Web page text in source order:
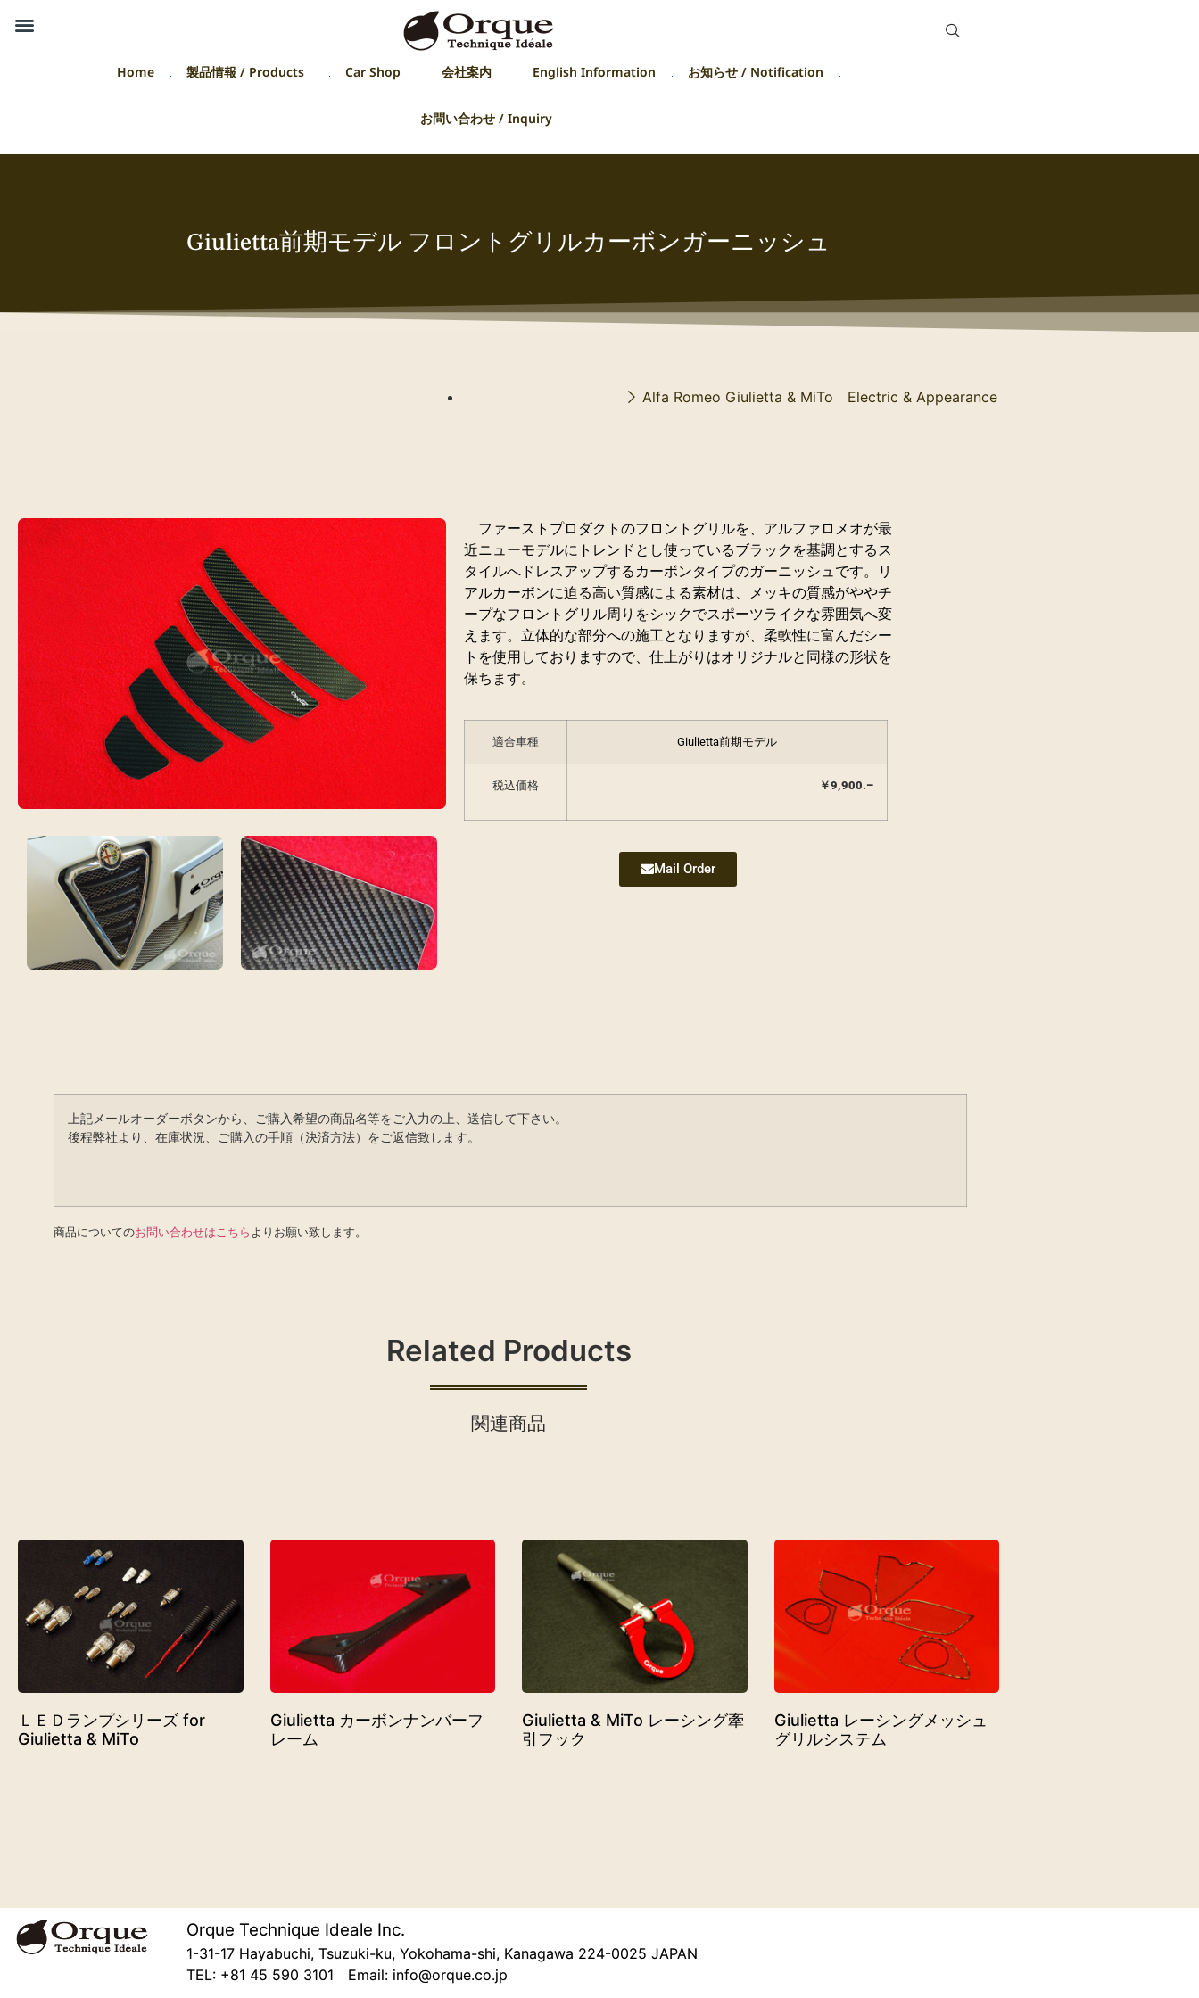
Home 製品情報 / Products Car Shop 会社案内 English Information
お知らせ / Notification
お問い合わせ / Inquiry
Giulietta前期モデル フロントグリルカーボンガーニッシュ
Alfa Romeo Giulietta & MiTo Electric & Appearance
ファーストプロダクトのフロントグリルを、アルファロメオが最
近ニューモデルにトレンドとし使っているブラックを基調とするス
タイルへドレスアップするカーボンタイプのガーニッシュです。リ
アルカーボンに迫る高い質感による素材は、メッキの質感がややチ
ープなフロントグリル周りをシックでスポーツライクな雰囲気へ変
えます。立体的な部分への施工となりますが、柔軟性に富んだシー
トを使用しておりますので、仕上がりはオリジナルと同様の形状を
保ちます。
適合車種 Giulietta前期モデル
税込価格 ￥9,900.–
Mail Order
上記メールオーダーボタンから、ご購入希望の商品名等をご入力の上、送信して下さい。
後程弊社より、在庫状況、ご購入の手順（決済方法）をご返信致します。
商品についてのお問い合わせはこちら よりお願い致します。
Related Products
関連商品
ＬＥＤランプシリーズ for
Giulietta & MiTo
Giulietta カーボンナンバーフ
レーム
Giulietta & MiTo レーシング牽
引フック
Giulietta レーシングメッシュ
グリルシステム
Orque Technique Ideale Inc.
1-31-17 Hayabuchi, Tsuzuki-ku, Yokohama-shi, Kanagawa 224-0025 JAPAN
TEL: +81 45 590 3101 Email: info@orque.co.jp